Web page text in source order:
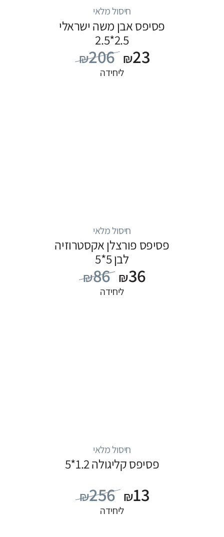
חיסול מלאי
פסיפס אבן משה ישראלי
2.5*2.5
₪206 ₪23
ליחידה
חיסול מלאי
פסיפס פורצלן אקסטרוזיה
לבן 5*5
₪86 ₪36
ליחידה
חיסול מלאי
פסיפס קליגולה 1.2*5
₪256 ₪13
ליחידה